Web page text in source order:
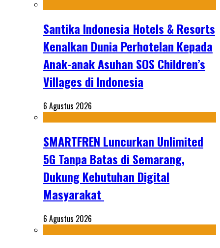
Santika Indonesia Hotels & Resorts
Kenalkan Dunia Perhotelan Kepada
Anak-anak Asuhan SOS Children’s
Villages di Indonesia
6 Agustus 2026
SMARTFREN Luncurkan Unlimited
5G Tanpa Batas di Semarang,
Dukung Kebutuhan Digital
Masyarakat
6 Agustus 2026